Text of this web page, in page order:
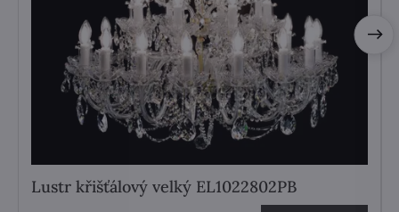
Lustr křišťálový velký EL1022802PB